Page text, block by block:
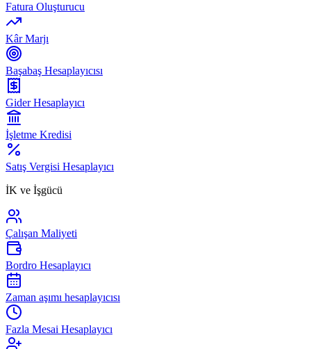
Fatura Oluşturucu
Kâr Marjı
Başabaş Hesaplayıcısı
Gider Hesaplayıcı
İşletme Kredisi
Satış Vergisi Hesaplayıcı
İK ve İşgücü
Çalışan Maliyeti
Bordro Hesaplayıcı
Zaman aşımı hesaplayıcısı
Fazla Mesai Hesaplayıcı